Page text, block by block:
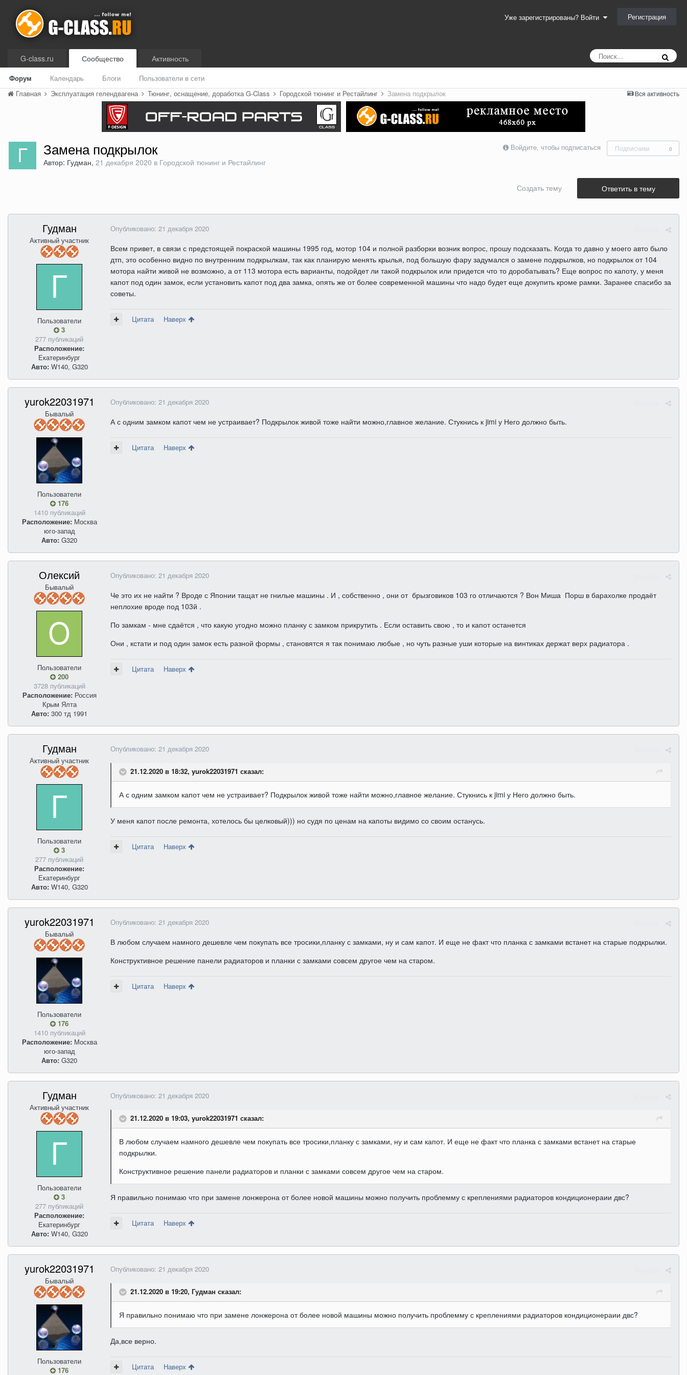
Уже зарегистрированы? Войти Регистрация
G-class.ru Сообщество
Форум Календарь Блоги Пользователи в сети
Активность
Вся активность
Главная Эксплуатация гелендвагена Тюнинг, оснащение, доработка G-Class Городской тюнинг и Рестайлинг Замена подкрылок
Войдите, чтобы подписаться Подписчики 0
Замена подкрылок
Автор: Гудман, 21 декабря 2020 в Городской тюнинг и Рестайлинг
Ответить в тему
Создать тему
Гудман
Активный участник
Пользователи
3
277 публикаций
Расположение:
Екатеринбург
Авто:W140, G320
Опубликовано: 21 декабря 2020
Всем привет, в связи с предстоящей покраской машины 1995 год, мотор 104 и полной разборки возник вопрос, прошу подсказать. Когда то давно у моего авто было
дтп, это особенно видно по внутренним подкрылкам, так как планирую менять крылья, под большую фару задумался о замене подкрылков, но подкрылок от 104
мотора найти живой не возможно, а от 113 мотора есть варианты, подойдет ли такой подкрылок или придется что то доробатывать? Еще вопрос по капоту, у меня
капот под один замок, если установить капот под два замка, опять же от более современной машины что надо будет еще докупить кроме рамки. Заранее спасибо за
советы.
Цитата Наверх
yurok22031971
Бывалый
Пользователи
176
1410 публикаций
Расположение:Москва
юго-запад
Авто: G320
Опубликовано: 21 декабря 2020
А с одним замком капот чем не устраивает? Подкрылок живой тоже найти можно,главное желание. Стукнись к jimi у Него должно быть.
Цитата Наверх
Олексий
Бывалый
Пользователи
200
3728 публикаций
Расположение:Россия
Крым Ялта
Авто: 300 тд 1991
Опубликовано: 21 декабря 2020
Че это их не найти ? Вроде с Японии тащат не гнилые машины . И , собственно , они от брызговиков 103 го отличаются ? Вон Миша Порш в барахолке продаёт
неплохие вроде под 103й .
По замкам - мне сдаётся , что какую угодно можно планку с замком прикрутить . Если оставить свою , то и капот останется
Они , кстати и под один замок есть разной формы , становятся я так понимаю любые , но чуть разные уши которые на винтиках держат верх радиатора .
Цитата Наверх
Гудман
Активный участник
Пользователи
3
277 публикаций
Расположение:
Екатеринбург
Авто:W140, G320
Опубликовано: 21 декабря 2020
21.12.2020 в 18:32, yurok22031971 сказал:
А с одним замком капот чем не устраивает? Подкрылок живой тоже найти можно,главное желание. Стукнись к jimi у Него должно быть.
У меня капот после ремонта, хотелось бы целковый))) но судя по ценам на капоты видимо со своим останусь.
Цитата Наверх
yurok22031971
Бывалый
Пользователи
176
1410 публикаций
Расположение:Москва
юго-запад
Авто: G320
Опубликовано: 21 декабря 2020
В любом случаем намного дешевле чем покупать все тросики,планку с замками, ну и сам капот. И еще не факт что планка с замками встанет на старые подкрылки.
Конструктивное решение панели радиаторов и планки с замками совсем другое чем на старом.
Цитата Наверх
Гудман
Активный участник
Пользователи
3
277 публикаций
Расположение:
Екатеринбург
Авто:W140, G320
Опубликовано: 21 декабря 2020
21.12.2020 в 19:03, yurok22031971 сказал:
В любом случаем намного дешевле чем покупать все тросики,планку с замками, ну и сам капот. И еще не факт что планка с замками встанет на старые
подкрылки.
Конструктивное решение панели радиаторов и планки с замками совсем другое чем на старом.
Я правильно понимаю что при замене лонжерона от более новой машины можно получить проблемму с креплениями радиаторов кондиционераии двс?
Цитата Наверх
yurok22031971
Бывалый
Пользователи
176
Опубликовано: 21 декабря 2020
21.12.2020 в 19:20, Гудман сказал:
Я правильно понимаю что при замене лонжерона от более новой машины можно получить проблемму с креплениями радиаторов кондиционераии двс?
Да,все верно.
Цитата Наверх